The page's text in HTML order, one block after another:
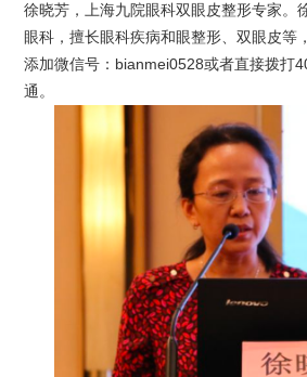
徐晓芳，上海九院眼科双眼皮整形专家。
眼科，擅长眼科疾病和眼整形、双眼皮等
添加微信号：bianmei0528或者直接拨打
通。